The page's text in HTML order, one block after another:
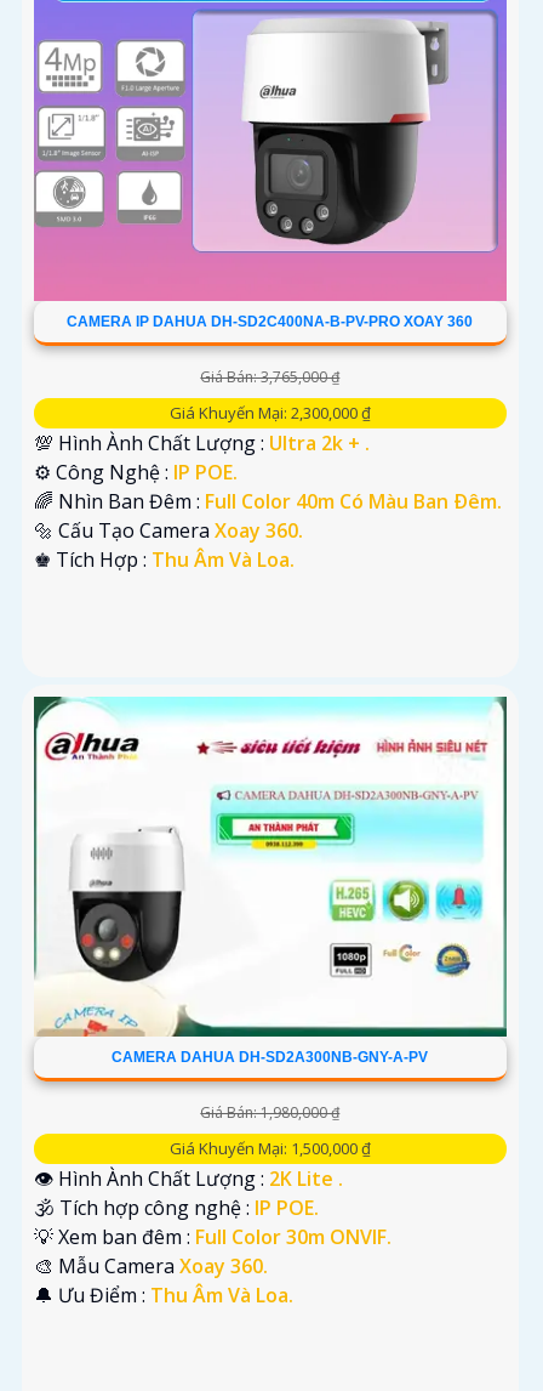
CAMERA IP DAHUA DH-SD2C400NA-B-PV-PRO XOAY 360
Giá Bán: 3,765,000 ₫
Giá Khuyến Mại: 2,300,000 ₫
💯 Hình Ành Chất Lượng : Ultra 2k + .
⚙ Công Nghệ : IP POE.
🌈 Nhìn Ban Đêm : Full Color 40m Có Màu Ban Ðêm.
🔩 Cấu Tạo Camera Xoay 360.
️♚ Tích Hợp : Thu Âm Và Loa.
CAMERA DAHUA DH-SD2A300NB-GNY-A-PV
Giá Bán: 1,980,000 ₫
Giá Khuyến Mại: 1,500,000 ₫
👁 Hình Ành Chất Lượng : 2K Lite .
🕉️ Tích hợp công nghệ : IP POE.
💡 Xem ban đêm : Full Color 30m ONVIF.
🎨 Mẫu Camera Xoay 360.
️🔔 Ưu Điểm : Thu Âm Và Loa.